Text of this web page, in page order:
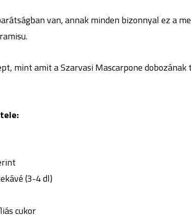
van, annak minden bizonnyal ez a
mint amit a Szarvasi Mascarpone
(3-4 dl)
cukor